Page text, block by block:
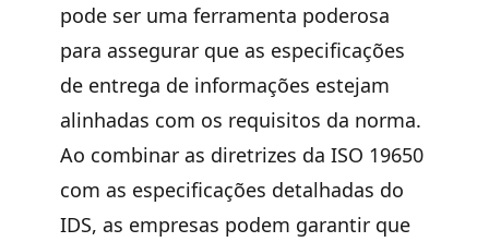
pode ser uma ferramenta poderosa
para assegurar que as especificações
de entrega de informações estejam
alinhadas com os requisitos da norma.
Ao combinar as diretrizes da ISO 19650
com as especificações detalhadas do
IDS, as empresas podem garantir que